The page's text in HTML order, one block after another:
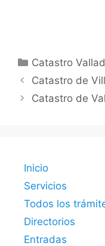
Categorías
Catastro
Catastro de
Catastro de
Inicio
Servicios
Todos los
Directorios
Entradas